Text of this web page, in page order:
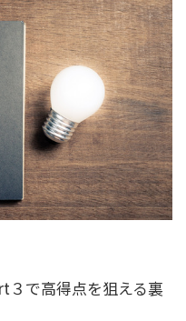
３で高得点を狙える裏